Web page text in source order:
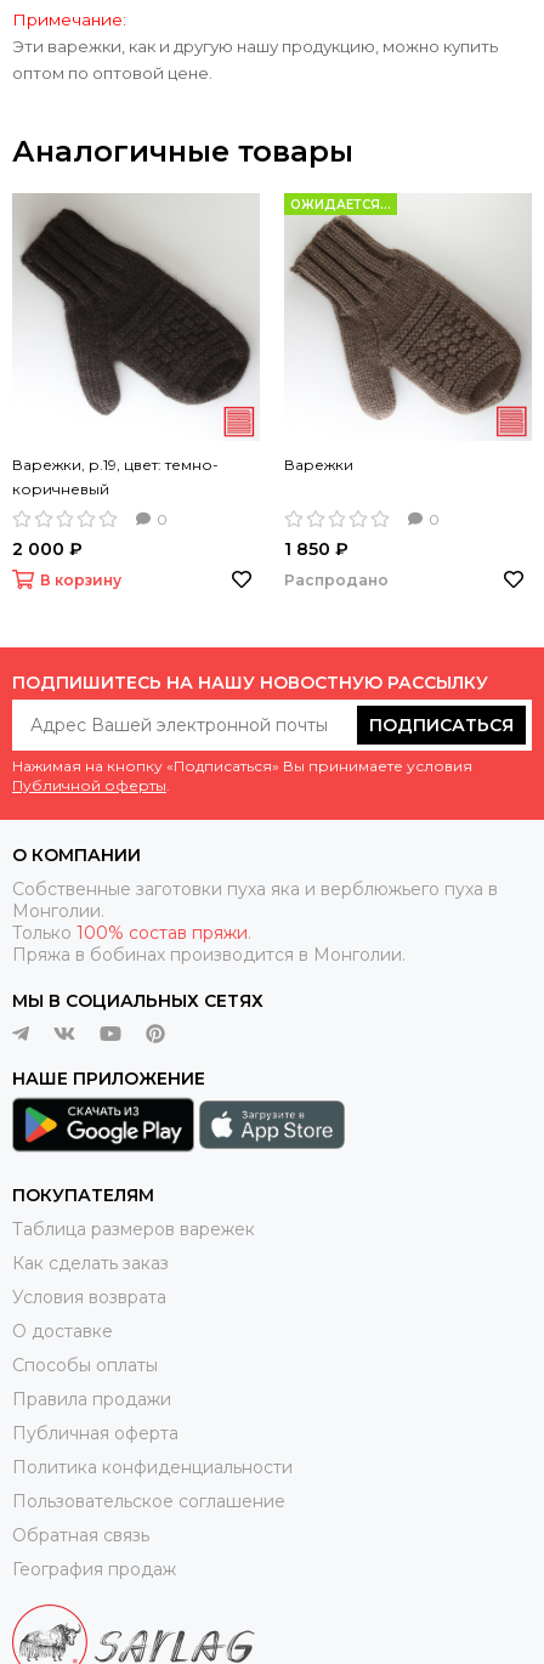
Примечание:
Эти варежки, как и другую нашу продукцию, можно купить
оптом по оптовой цене.
Аналогичные товары
Варежки, р.19, цвет: темно-
коричневый
0
2 000 ₽
В корзину
ОЖИДАЕТСЯ...
Варежки
0
1 850 ₽
Распродано
ПОДПИШИТЕСЬ НА НАШУ НОВОСТНУЮ РАССЫЛКУ
ПОДПИСАТЬСЯ
Нажимая на кнопку «Подписаться» Вы принимаете условия
Публичной оферты
О КОМПАНИИ
Собственные заготовки пуха яка и верблюжьего пуха в
Монголии.
Только 100% состав пряжи.
Пряжа в бобинах производится в Монголии.
МЫ В СОЦИАЛЬНЫХ СЕТЯХ
НАШЕ ПРИЛОЖЕНИЕ
ПОКУПАТЕЛЯМ
Таблица размеров варежек
Как сделать заказ
Условия возврата
О доставке
Способы оплаты
Правила продажи
Публичная оферта
Политика конфиденциальности
Пользовательское соглашение
Обратная связь
География продаж